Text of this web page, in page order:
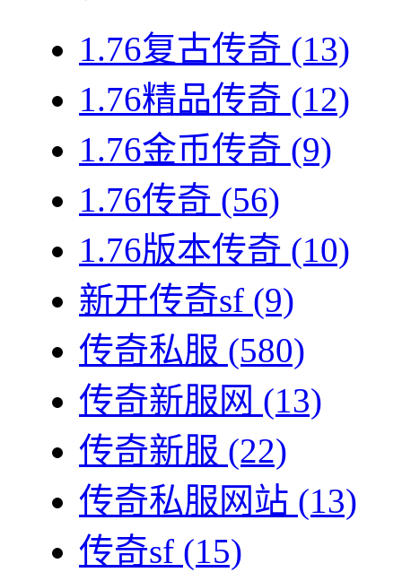
1.76复古传奇 (13)
1.76精品传奇 (12)
1.76金币传奇 (9)
1.76传奇 (56)
1.76版本传奇 (10)
新开传奇sf (9)
传奇私服 (580)
传奇新服网 (13)
传奇新服 (22)
传奇私服网站 (13)
传奇sf (15)